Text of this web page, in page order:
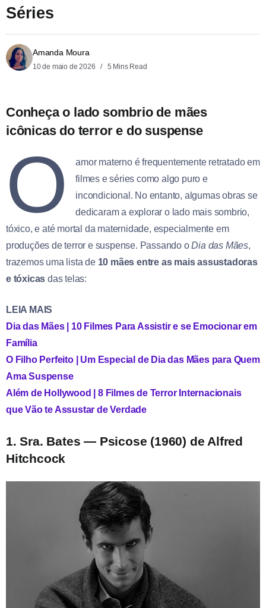
Séries
Amanda Moura
10 de maio de 2026 5 Mins Read
Conheça o lado sombrio de mães
icônicas do terror e do suspense
O
amor materno é frequentemente retratado em
filmes e séries como algo puro e
incondicional. No entanto, algumas obras se
dedicaram a explorar o lado mais sombrio,
tóxico, e até mortal da maternidade, especialmente em
produções de terror e suspense. Passando oDia das Mães,
trazemos uma lista de 10 mães entre as mais assustadoras
e tóxicas das telas:
LEIA MAIS
Dia das Mães | 10 Filmes Para Assistir e se Emocionar em
Família
O Filho Perfeito | Um Especial de Dia das Mães para Quem
Ama Suspense
Além de Hollywood | 8 Filmes de Terror Internacionais
que Vão te Assustar de Verdade
1. Sra. Bates — Psicose (1960) de Alfred
Hitchcock